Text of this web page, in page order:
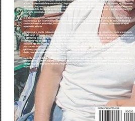
9
7
8
–
2
1
8
O
F
Ó